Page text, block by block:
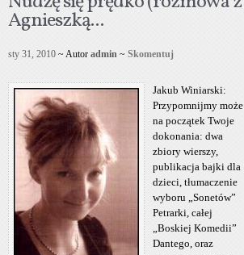
Agnieszką...
sty 31, 2010 ~ Autor admin ~ Skomentuj
Jakub Winiarski:
Przypomnijmy może
na początek Twoje
dokonania: dwa
zbiory wierszy,
publikacja bajki dla
dzieci, tłumaczenie
wyboru „Sonetów”
Petrarki, całej
„Boskiej Komedii”
Dantego, oraz